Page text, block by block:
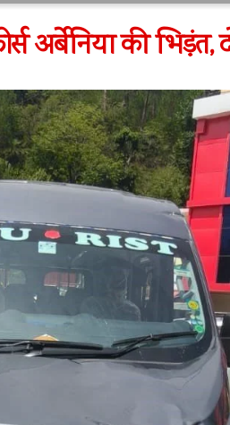
अर्बेनिया की